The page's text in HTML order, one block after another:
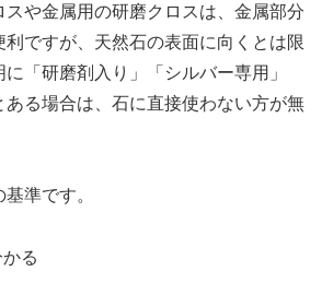
や金属用の研磨クロスは、金属部分
ですが、天然石の表面に向くとは限
「研磨剤入り」「シルバー専用」
ある場合は、石に直接使わない方が無
準です。
る